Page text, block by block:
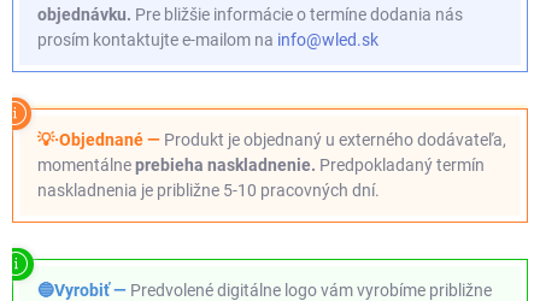
objednávku. Pre bližšie informácie o termíne dodania nás
prosím kontaktujte e-mailom na info@wled.sk
💡·Objednané — Produkt je objednaný u externého dodávateľa,
momentálneprebieha naskladnenie. Predpokladaný termín
naskladnenia je približne 5-10 pracovných dní.
🔵Vyrobiť — Predvolené digitálne logo vám vyrobíme približne